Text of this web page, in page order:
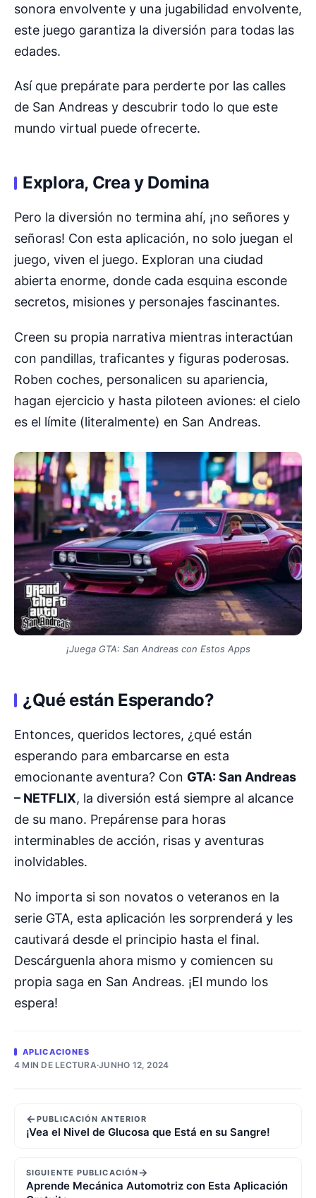
sonora envolvente y una jugabilidad envolvente,
este juego garantiza la diversión para todas las
edades.
Así que prepárate para perderte por las calles
de San Andreas y descubrir todo lo que este
mundo virtual puede ofrecerte.
Explora, Crea y Domina
Pero la diversión no termina ahí, ¡no señores y
señoras! Con esta aplicación, no solo juegan el
juego, viven el juego. Exploran una ciudad
abierta enorme, donde cada esquina esconde
secretos, misiones y personajes fascinantes.
Creen su propia narrativa mientras interactúan
con pandillas, traficantes y figuras poderosas.
Roben coches, personalicen su apariencia,
hagan ejercicio y hasta piloteen aviones: el cielo
es el límite (literalmente) en San Andreas.
¡Juega GTA: San Andreas con Estos Apps
¿Qué están Esperando?
Entonces, queridos lectores, ¿qué están
esperando para embarcarse en esta
emocionante aventura? Con GTA: San Andreas
– NETFLIX, la diversión está siempre al alcance
de su mano. Prepárense para horas
interminables de acción, risas y aventuras
inolvidables.
No importa si son novatos o veteranos en la
serie GTA, esta aplicación les sorprenderá y les
cautivará desde el principio hasta el final.
Descárguenla ahora mismo y comiencen su
propia saga en San Andreas. ¡El mundo los
espera!
APLICACIONES
4 MIN DE LECTURA·JUNHO 12, 2024
←PUBLICACIÓN ANTERIOR
¡Vea el Nivel de Glucosa que Está en su Sangre!
SIGUIENTE PUBLICACIÓN→
Aprende Mecánica Automotriz con Esta Aplicación